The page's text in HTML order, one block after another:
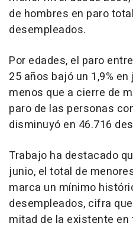
de hombres en paro
desempleados.
Por edades, el paro
25 años bajó un 1,9%
menos que a cierre de
paro de las personas
disminuyó en 46.716
Trabajo ha destacado
junio, el total de
marca un mínimo
desempleados, cifra
mitad de la existente en